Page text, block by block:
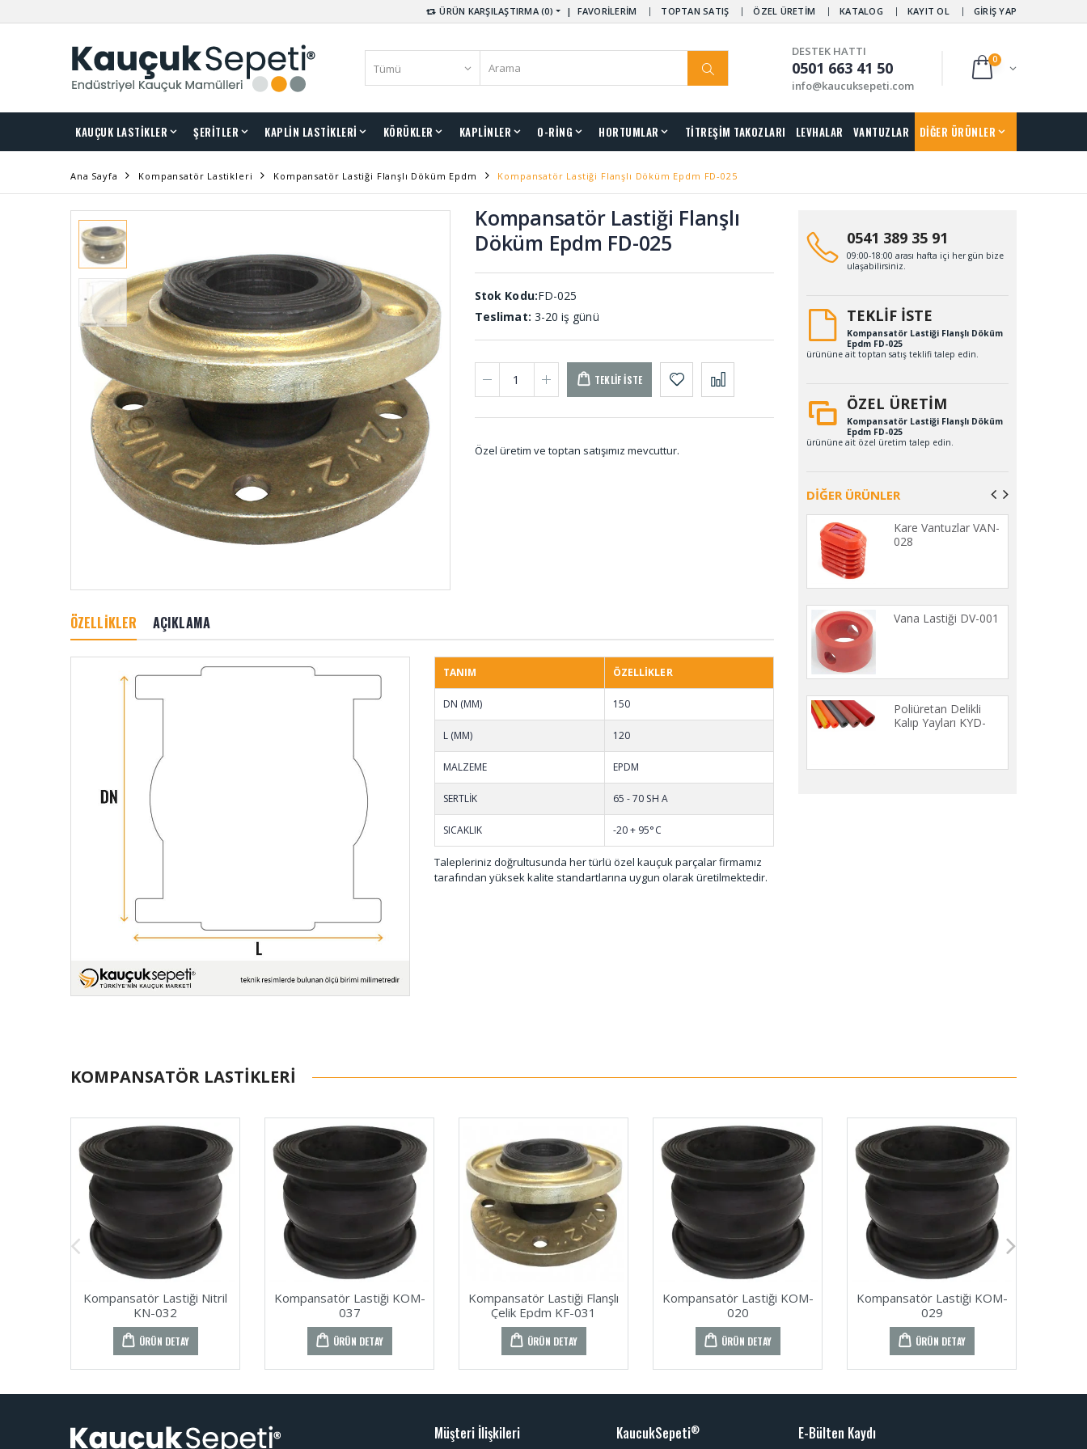
ÜRÜN KARŞILAŞTIRMA (0) | FAVORİLERİM TOPTAN SATIŞ ÖZEL ÜRETİM KATALOG KAYIT OL GİRİŞ YAP
DESTEK HATTI
0501 663 41 50
info@kaucuksepeti.com
0
KAUÇUK LASTİKLER ŞERİTLER KAPLİN LASTİKLERİ KÖRÜKLER KAPLİNLER O-RİNG HORTUMLAR TİTREŞİM TAKOZLARI LEVHALAR VANTUZLAR DİĞER ÜRÜNLER
Ana Sayfa Kompansatör Lastikleri Kompansatör Lastiği Flanşlı Döküm Epdm Kompansatör Lastiği Flanşlı Döküm Epdm FD-025
Kompansatör Lastiği Flanşlı
Döküm Epdm FD-025
Stok Kodu:FD-025
Teslimat: 3-20 iş günü
TEKLIF İSTE
Özel üretim ve toptan satışımız mevcuttur.
ÖZELLİKLER AÇIKLAMA
TANIM ÖZELLİKLER
DN (MM) 150
L (MM) 120
MALZEME EPDM
SERTLİK 65 - 70 SH A
SICAKLIK -20 + 95°C
Talepleriniz doğrultusunda her türlü özel kauçuk parçalar firmamız
tarafından yüksek kalite standartlarına uygun olarak üretilmektedir.
0541 389 35 91
09:00-18:00 arası hafta içi her gün bize
ulaşabilirsiniz.
TEKLİF İSTE
Kompansatör Lastiği Flanşlı Döküm
Epdm FD-025
ürününe ait toptan satış teklifi talep edin.
ÖZEL ÜRETİM
Kompansatör Lastiği Flanşlı Döküm
Epdm FD-025
ürününe ait özel üretim talep edin.
DİĞER ÜRÜNLER
Kalıp Yayları KYD-
HS-001 (20 METRE)
Kare Vantuzlar VAN-
028
Vana Lastiği DV-001
Poliüretan Delikli
Kalıp Yayları KYD-
KOMPANSATÖR LASTIKLERI
Kompansatör Lastiği Nitril
KN-032
ÜRÜN DETAY
Kompansatör Lastiği KOM-
037
ÜRÜN DETAY
Kompansatör Lastiği Flanşlı
Çelik Epdm KF-031
ÜRÜN DETAY
Kompansatör Lastiği KOM-
020
ÜRÜN DETAY
Kompansatör Lastiği KOM-
029
ÜRÜN DETAY
Müşteri İlişkileri KaucukSepeti® E-Bülten Kaydı